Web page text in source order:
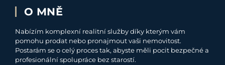
O MNĚ
Nabízím komplexní realitní služby díky kterým vám
pomohu prodat nebo pronajmout vaši nemovitost.
Postarám se o celý proces tak, abyste měli pocit bezpečné a
profesionální spolupráce bez starostí.